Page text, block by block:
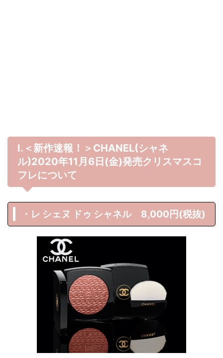
Ⅰ.＜新作速報！＞CHANEL(シャネ
ル)2020年11月6日(金)発売クリスマスコ
フレについて
・レ シェヌ ドゥ シャネル 8,000円(税抜)